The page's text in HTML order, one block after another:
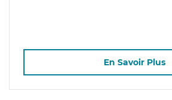
En Savoir Plus